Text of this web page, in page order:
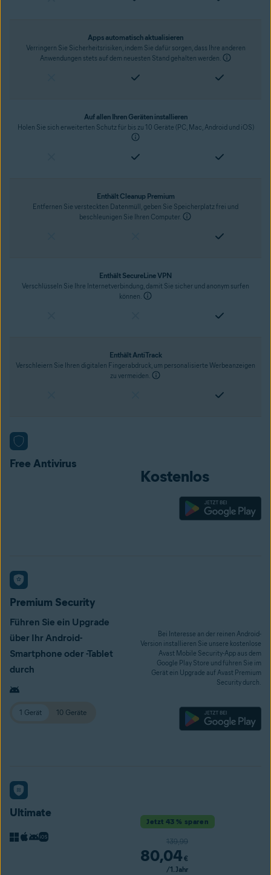
Apps automatisch aktualisieren
Verringern Sie Sicherheitsrisiken, indem Sie dafür sorgen, dass Ihre anderen
Anwendungen stets auf dem neuesten Stand gehalten werden.
Auf allen Ihren Geräten installieren
Holen Sie sich erweiterten Schutz für bis zu 10 Geräte (PC, Mac, Android und iOS)
Enthält Cleanup Premium
Entfernen Sie versteckten Datenmüll, geben Sie Speicherplatz frei und
beschleunigen Sie Ihren Computer.
Enthält SecureLine VPN
Verschlüsseln Sie Ihre Internetverbindung, damit Sie sicher und anonym surfen
können.
Enthält AntiTrack
Verschleiern Sie Ihren digitalen Fingerabdruck, um personalisierte Werbeanzeigen
zu vermeiden.
1 Gerät 10 Geräte
Free Antivirus
Kostenlos
Premium Security
Führen Sie ein Upgrade
über Ihr Android-
Smartphone oder -Tablet
durch
Bei Interesse an der reinen Android-
Version installieren Sie unsere kostenlose
Avast Mobile Security-App aus dem
Google Play Store und führen Sie im
Gerät ein Upgrade auf Avast Premium
Security durch.
Ultimate
Jetzt 43 % sparen
80,04 €
Originalpreis
139,99
/1. Jahr